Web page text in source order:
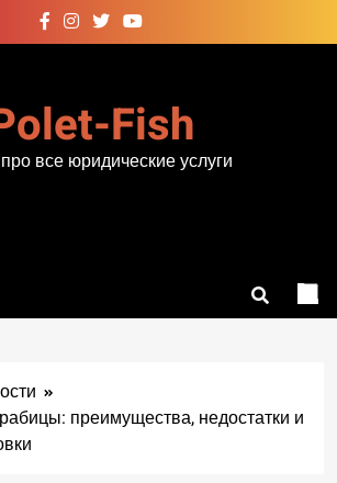
Fish
все юридические услуги
преимущества, недостатки и